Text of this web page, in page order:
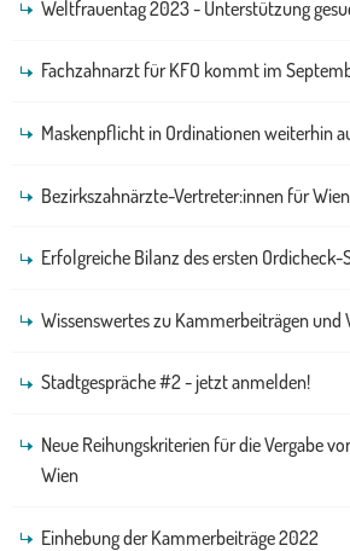
Weltfrauentag 2023 - Unterstützung
Fachzahnarzt für KFO kommt im
Maskenpflicht in Ordinationen weiterhin
Bezirkszahnärzte-Vertreter:innen für
Erfolgreiche Bilanz des ersten Ordicheck-
Wissenswertes zu Kammerbeiträgen
Stadtgespräche #2 - jetzt anmelden!
Neue Reihungskriterien für die Vergabe
Wien
Einhebung der Kammerbeiträge 2022